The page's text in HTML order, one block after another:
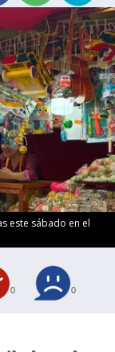
este sábado en el
0 0